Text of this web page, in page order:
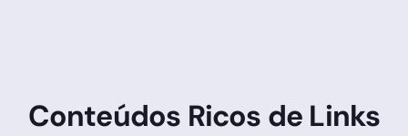
Conteúdos Ricos de Links